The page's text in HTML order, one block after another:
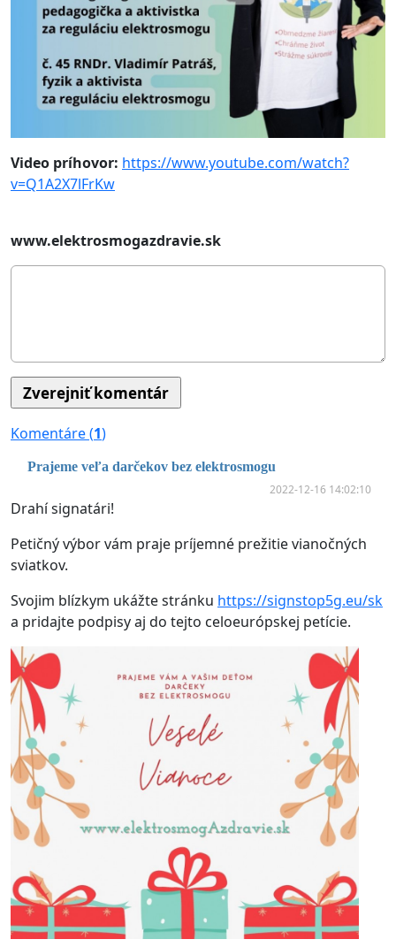
Video príhovor: https://www.youtube.com/watch?
v=Q1A2X7lFrKw
www.elektrosmogazdravie.sk
Komentáre (1)
Prajeme veľa darčekov bez elektrosmogu
2022-12-16 14:02:10
Drahí signatári!
Petičný výbor vám praje príjemné prežitie vianočných
sviatkov.
Svojim blízkym ukážte stránku https://signstop5g.eu/sk
a pridajte podpisy aj do tejto celoeurópskej petície.